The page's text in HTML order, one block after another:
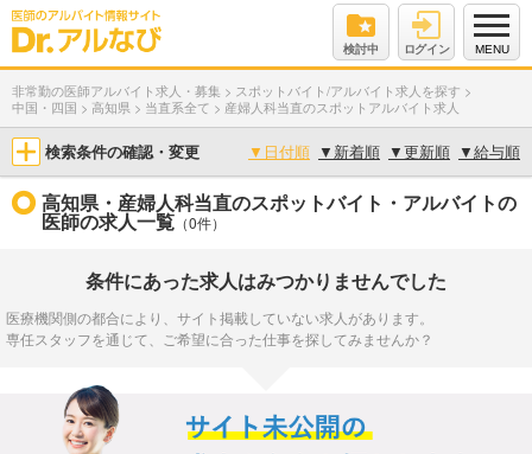
検討中 ログイン MENU
非常勤の医師アルバイト求人・募集 > スポットバイト/アルバイト求人を探す >
中国・四国 > 高知県 > 当直系全て > 産婦人科当直のスポットアルバイト求人
検索条件の確認・変更 ▼ 日付順 ▼ 新着順 ▼更新順 ▼給与順
高知県・産婦人科当直のスポットバイト・アルバイトの
医師の求人一覧 （0件）
条件にあった求人はみつかりませんでした
医療機関側の都合により、サイト掲載していない求人があります。
専任スタッフを通じて、ご希望に合った仕事を探してみませんか？